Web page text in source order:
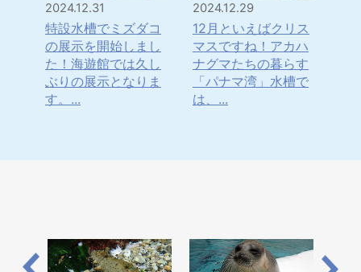
2024.12.31
特設水槽でミズダコ
の展示を開始しまし
た！海遊館では久し
ぶりの展示となりま
す。...
2024.12.29
12月といえばクリス
マスですね！アカハ
ナグマたちの暮らす
「パナマ湾」水槽で
は、...